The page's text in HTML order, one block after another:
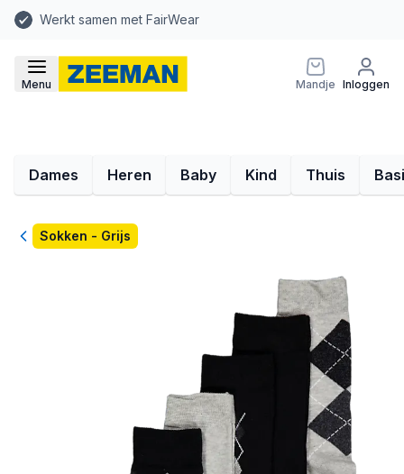
Werkt samen met FairWear
Menu Mandje Inloggen
Dames Heren Baby Kind Thuis
TerugSokken - Grijs